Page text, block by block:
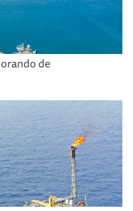
de